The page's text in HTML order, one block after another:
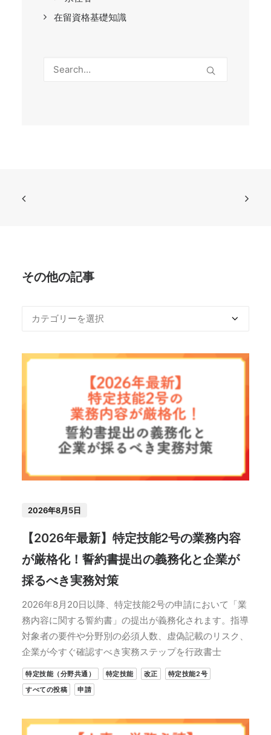
在留資格基礎知識
その他の記事
2026年8月5日
【2026年最新】特定技能2号の業務内容
が厳格化！誓約書提出の義務化と企業が
採るべき実務対策
2026年8月20日以降、特定技能2号の申請において「業
務内容に関する誓約書」の提出が義務化されます。指導
対象者の要件や分野別の必須人数、虚偽記載のリスク、
企業が今すぐ確認すべき実務ステップを行政書士
特定技能（分野共通） 特定技能 改正
特定技能2号
すべての投稿
申請